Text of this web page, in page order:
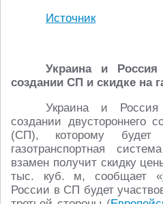
Источник
Украина и
создании СП и скидке на
Украина и
создании двустороннего
(СП), которому
газотранспортная
взамен получит скидку
тыс. куб. м, сообщает «
России в СП будет